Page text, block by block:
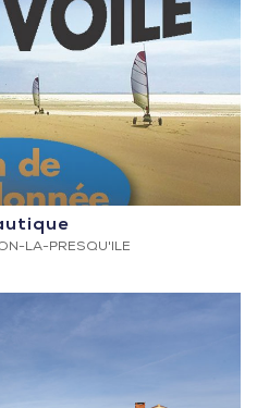
LA-PRESQU'ILE